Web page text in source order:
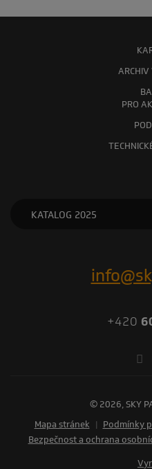
ARCHIV
PRO
KATALOG 2025
+420
© 2026, SKY
Mapa stránek | Podmínky
Bezpečnost a ochrana